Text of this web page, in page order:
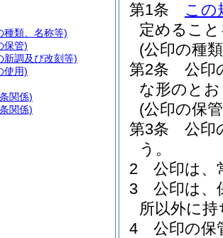
第1条
この
定めるこ
(公印の種
第2条
公印
な形のと
(公印の保
第3条
公印
う。
2
公印は、
3
公印は、
所以外に
4
公印の保
種類、名称等)
保管)
新調及び改刻等)
使用)
関係)
関係)